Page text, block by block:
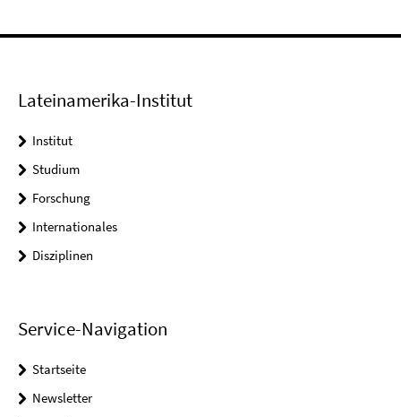
Lateinamerika-Institut
Institut
Studium
Forschung
Internationales
Disziplinen
Service-Navigation
Startseite
Newsletter